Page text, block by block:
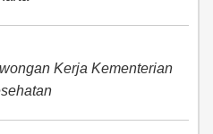
Kerja Kementerian